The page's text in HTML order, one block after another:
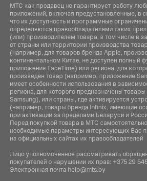
МТС как продавец не гарантирует работу
приложений, включая предустановленные, в
что их доступность и программные
определяются правообладателями таких
(или) производителем товара, в том числе в
от страны или территории производства
(например, для товаров бренда Apple,
континентальном Китае, не доступен полный
приложения FaceTime) или региона, для
произведен товар (например, приложение
имеет особенности использования в
региона, для которого предназначены
Samsung), или страны, где активируется
(например, товары бренда Infiniх, имеющие
при активации за пределами Беларуси и
Перед покупкой товара в МТС
необходимые параметры интересующих Вас
на официальных сайтах их правообладателей
Лицо уполномоченное рассматривать
покупателей о нарушении их прав: +375 29
Электронная почта help@mts.by